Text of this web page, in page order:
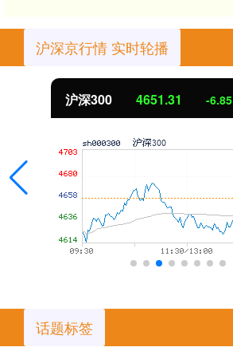
沪深京行情 实时轮播
沪深300 4651.31 -6.85
话题标签